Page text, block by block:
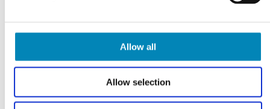
Allow all
Allow selection